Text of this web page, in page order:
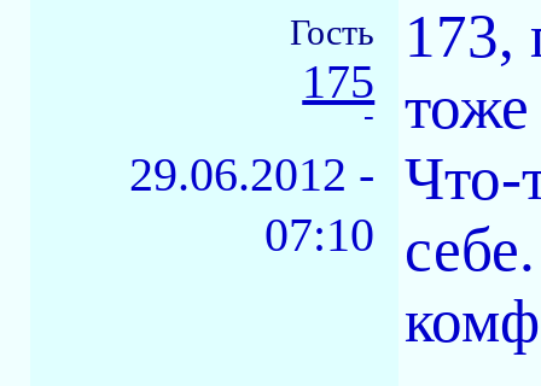
Гость
175
-
29.06.2012 -
07:10
173,
Что-